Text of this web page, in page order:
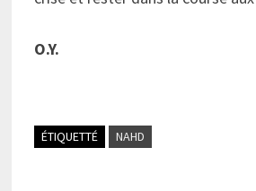
O.Y.
ÉTIQUETTÉ NAHD